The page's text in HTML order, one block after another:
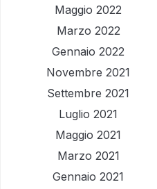
Maggio 2022
Marzo 2022
Gennaio 2022
Novembre 2021
Settembre 2021
Luglio 2021
Maggio 2021
Marzo 2021
Gennaio 2021